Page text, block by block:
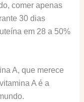
comer apenas
30 dias
em 28 a 50%
A, que merece
A é a